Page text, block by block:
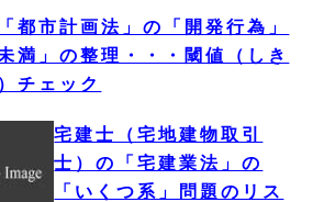
都市計画法」の「開発行為」
満」の整理・・・閾値（しき
チェック
宅建士（宅地建物取引
士）の「宅建業法」の
「いくつ系」問題のリス